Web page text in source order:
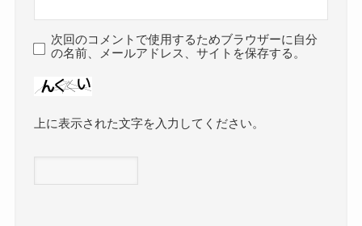
次回のコメントで使用するためブラウザーに自分
の名前、メールアドレス、サイトを保存する。
上に表示された文字を入力してください。